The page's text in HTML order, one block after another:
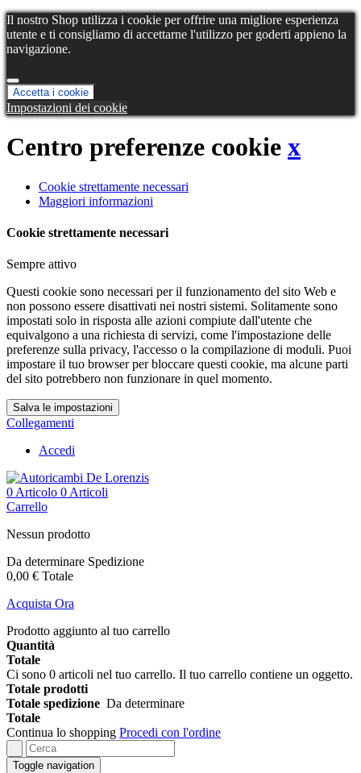
Il nostro Shop utilizza i cookie per offrire una migliore esperienza
utente e ti consigliamo di accettarne l'utilizzo per goderti appieno la
navigazione.
Accetta i cookie
Impostazioni dei cookie
Centro preferenze cookie x
Cookie strettamente necessari
Maggiori informazioni
Cookie strettamente necessari
Sempre attivo
Questi cookie sono necessari per il funzionamento del sito Web e
non possono essere disattivati ​​nei nostri sistemi. Solitamente sono
impostati solo in risposta alle azioni compiute dall'utente che
equivalgono a una richiesta di servizi, come l'impostazione delle
preferenze sulla privacy, l'accesso o la compilazione di moduli. Puoi
impostare il tuo browser per bloccare questi cookie, ma alcune parti
del sito potrebbero non funzionare in quel momento.
Salva le impostazioni
Collegamenti
Accedi
0Articolo 0 Articoli
Carrello
Nessun prodotto
Da determinare Spedizione
0,00 € Totale
Acquista Ora
Prodotto aggiunto al tuo carrello
Quantità
Totale
Ci sono 0 articoli nel tuo carrello. Il tuo carrello contiene un oggetto.
Totale prodotti
Totale spedizione Da determinare
Totale
Continua lo shopping Procedi con l'ordine
Toggle navigation